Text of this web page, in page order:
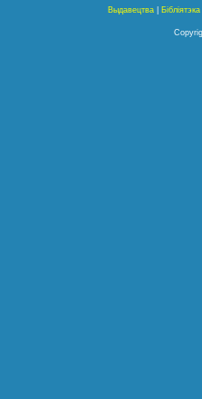
Выдавецтва| Бібліятэка